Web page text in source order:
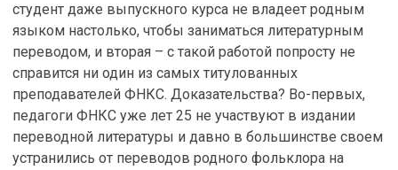
студент даже выпускного курса не владеет родным
языком настолько, чтобы заниматься литературным
переводом, и вторая – с такой работой попросту не
справится ни один из самых титулованных
преподавателей ФНКС. Доказательства? Во-первых,
педагоги ФНКС уже лет 25 не участвуют в издании
переводной литературы и давно в большинстве своем
устранились от переводов родного фольклора на